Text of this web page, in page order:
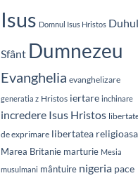
Isus Domnul Isus Hristos Duhul
Sfânt Dumnezeu
Evanghelia evanghelizare
generatia z Hristos iertare inchinare
incredere Isus Hristos
de exprimare libertatea religioasa
Marea Britanie marturie Mesia
musulmani mântuire nigeria pace